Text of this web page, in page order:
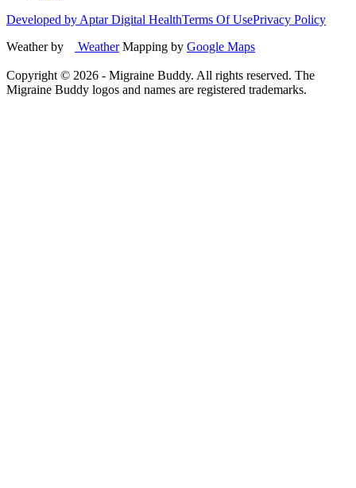
Developed by Aptar Digital HealthTerms Of UsePrivacy Policy
Weather by
WeatherMapping by Google Maps
Copyright © 2026 - Migraine Buddy. All rights reserved. The
Migraine Buddy logos and names are registered trademarks.